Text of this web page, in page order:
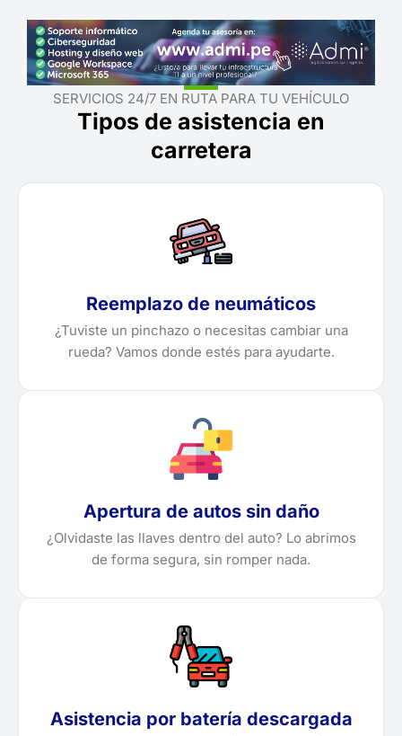
SERVICIOS 24/7 EN RUTA PARA TU VEHÍCULO
Tipos de asistencia en
carretera
Reemplazo de neumáticos
¿Tuviste un pinchazo o necesitas cambiar una
rueda? Vamos donde estés para ayudarte.
Apertura de autos sin daño
¿Olvidaste las llaves dentro del auto? Lo abrimos
de forma segura, sin romper nada.
Asistencia por batería descargada